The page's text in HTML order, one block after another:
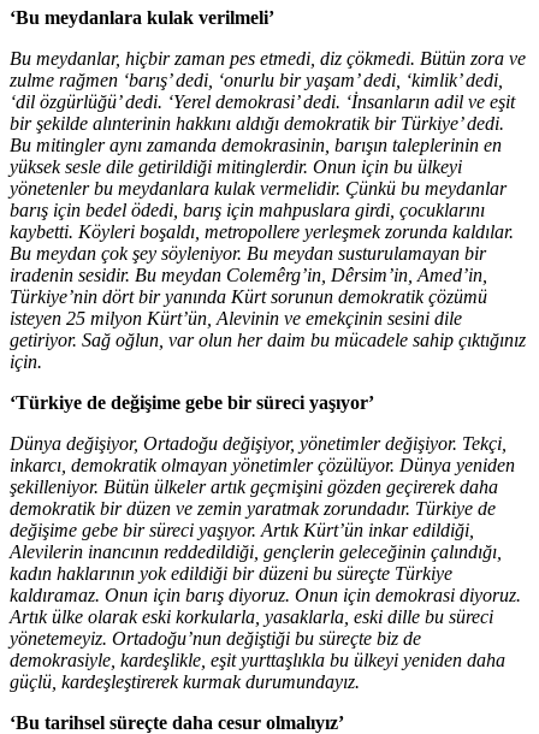
‘Bu meydanlara kulak verilmeli’
Bu meydanlar, hiçbir zaman pes etmedi, diz çökmedi. Bütün zora ve
zulme rağmen ‘barış’ dedi, ‘onurlu bir yaşam’ dedi, ‘kimlik’ dedi,
‘dil özgürlüğü’ dedi. ‘Yerel demokrasi’ dedi. ‘İnsanların adil ve eşit
bir şekilde alınterinin hakkını aldığı demokratik bir Türkiye’ dedi.
Bu mitingler aynı zamanda demokrasinin, barışın taleplerinin en
yüksek sesle dile getirildiği mitinglerdir. Onun için bu ülkeyi
yönetenler bu meydanlara kulak vermelidir. Çünkü bu meydanlar
barış için bedel ödedi, barış için mahpuslara girdi, çocuklarını
kaybetti. Köyleri boşaldı, metropollere yerleşmek zorunda kaldılar.
Bu meydan çok şey söyleniyor. Bu meydan susturulamayan bir
iradenin sesidir. Bu meydan Colemêrg’in, Dêrsim’in, Amed’in,
Türkiye’nin dört bir yanında Kürt sorunun demokratik çözümü
isteyen 25 milyon Kürt’ün, Alevinin ve emekçinin sesini dile
getiriyor. Sağ oğlun, var olun her daim bu mücadele sahip çıktığınız
için.
‘Türkiye de değişime gebe bir süreci yaşıyor’
Dünya değişiyor, Ortadoğu değişiyor, yönetimler değişiyor. Tekçi,
inkarcı, demokratik olmayan yönetimler çözülüyor. Dünya yeniden
şekilleniyor. Bütün ülkeler artık geçmişini gözden geçirerek daha
demokratik bir düzen ve zemin yaratmak zorundadır. Türkiye de
değişime gebe bir süreci yaşıyor. Artık Kürt’ün inkar edildiği,
Alevilerin inancının reddedildiği, gençlerin geleceğinin çalındığı,
kadın haklarının yok edildiği bir düzeni bu süreçte Türkiye
kaldıramaz. Onun için barış diyoruz. Onun için demokrasi diyoruz.
Artık ülke olarak eski korkularla, yasaklarla, eski dille bu süreci
yönetemeyiz. Ortadoğu’nun değiştiği bu süreçte biz de
demokrasiyle, kardeşlikle, eşit yurttaşlıkla bu ülkeyi yeniden daha
güçlü, kardeşleştirerek kurmak durumundayız.
‘Bu tarihsel süreçte daha cesur olmalıyız’